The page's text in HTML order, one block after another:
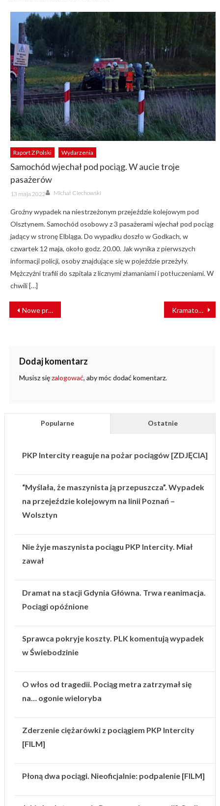
Raport Z Polski Wydarzenia
Samochód wjechał pod pociąg. W aucie troje
pasażerów
Posted
on
13 maja 2022 Author
Michał Ciechowski
Groźny wypadek na niestrzeżonym przejeździe kolejowym pod
Olsztynem. Samochód osobowy z 3 pasażerami wjechał pod pociąg
jadący w stronę Elbląga. Do wypadku doszło w Godkach, w
czwartek 12 maja, około godz. 20.00. Jak wynika z pierwszych
informacji policji, osoby znajdujące się w pojeździe przeżyły.
Mężczyźni trafili do szpitala z licznymi złamaniami i potłuczeniami. W
chwili […]
NAWIGACJA
WPISU
Nowe przystanki kolejowe na linii Toruń – Olsztyn Kramatorsk: wzrosła liczba ofiar ataku na stację kolejową
Dodaj komentarz
Musisz sięzalogować, aby móc dodać komentarz.
Popularne Ostatnie
PKP Intercity reaguje na pożar pociągów [ZDJĘCIA]
“Myślała, że maszynista ją przepuszcza”. Wypadek
na przejeździe kolejowym na linii Poznań –
Wolsztyn
Nie żyje maszynista pociągu PKP Intercity. Miał
zawał
Dramat na stacji Gdynia Główna. Trwa reanimacja.
Pociągi opóźnione
Sprawca pokryje koszty. PLK komentują wypadek
w Świebodzinie
O włos od tragedii. Pociąg metra zatrzymał się
na… ogonie wieloryba
Zderzenie ciężarówki z pociągiem PKP Intercity
[FILM]
Płoną dwa pociągi. Nieoficjalnie: podpalenie [FILM]